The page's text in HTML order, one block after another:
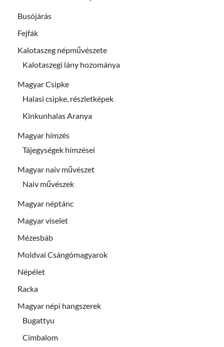
Busójárás
Fejfák
Kalotaszeg népművészete
Kalotaszegi lány hozománya
Magyar Csipke
Halasi csipke, részletképek
Kinkunhalas Aranya
Magyar hímzés
Tájegységek hímzései
Magyar naiv művészet
Naiv művészek
Magyar néptánc
Magyar viselet
Mézesbáb
Moldvai Csángómagyarok
Népélet
Racka
Magyar népi hangszerek
Bugattyu
Cimbalom